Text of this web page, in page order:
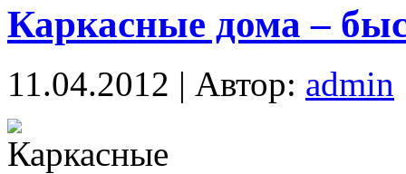
Каркасные дома –
11.04.2012 | Автор: admin